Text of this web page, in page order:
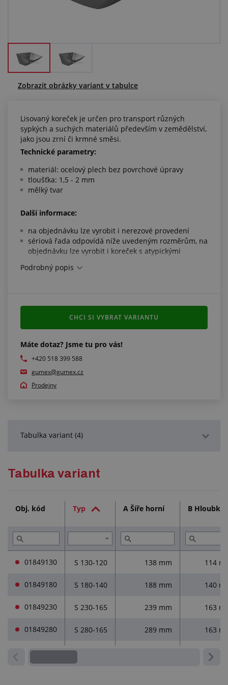
O nás a kariéra
Zobrazit obrázky variant v tabulce
Lisovaný koreček je určen pro transport různých
sypkých a suchých materiálů především v zemědělství,
jako jsou zrní či krmné směsi.
Technické parametry:
materiál: ocelový plech bez povrchové úpravy
tloušťka: 1,5 - 2 mm
mělký tvar
Další informace:
na objednávku lze vyrobit i nerezové provedení
sériová řada odpovídá níže uvedeným rozměrům, na
objednávku lze vyrobit i koreček s atypickými
Podrobný popis
Máte dotaz? Jsme tu pro vás!
+420 518 399 588
gumex@gumex.cz
Prodejny
CHCI SI VYBRAT VARIANTU
Tabulka variant (4)
Tabulka variant
Obj. kód Typ A Šíře horní B Hloubka
01849130 S 130-120 138 mm 114
01849180 S 180-140 188 mm 140
01849230 S 230-165 239 mm 163
01849280 S 280-165 289 mm 163